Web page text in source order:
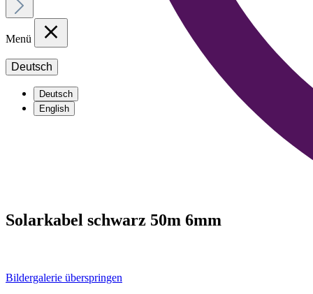
Menü
Deutsch
Deutsch
English
Solarkabel schwarz 50m 6mm
Bildergalerie überspringen